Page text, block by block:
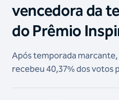
vencedora da
do Prêmio
Após temporada
recebeu 40,37% dos votos